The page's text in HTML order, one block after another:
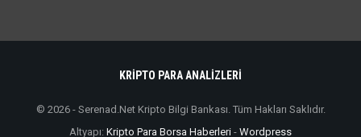
KRİPTO PARA ANALİZLERİ
© 2026 - Serenad.Net Kripto Bilgi Bankası. Tüm Hakları Saklıdır.
Altyapı: Kripto Para Borsa Haberleri - Wordpress